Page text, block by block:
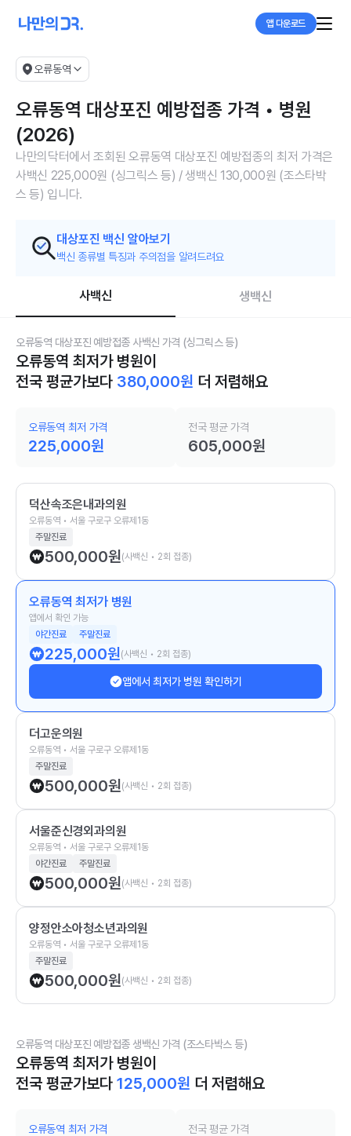
앱 다운로드
오류동역
오류동역 대상포진 예방접종 가격 • 병원
(2026)
나만의닥터에서 조회된 오류동역 대상포진 예방접종의 최저 가격은
사백신 225,000원 (싱그릭스 등) / 생백신 130,000원 (조스타박
스 등) 입니다.
대상포진 백신 알아보기
백신 종류별 특징과 주의점을 알려드려요
사백신 생백신
오류동역 대상포진 예방접종 사백신 가격 (싱그릭스 등)
오류동역 최저가 병원이
전국 평균가보다 380,000원 더 저렴해요
오류동역 최저 가격
225,000원
전국 평균 가격
605,000원
덕산속조은내과의원
오류동역 • 서울 구로구 오류제1동
주말진료
500,000원(사백신 • 2회 접종)
오류동역 최저가 병원
앱에서 확인 가능
야간진료
주말진료
225,000원(사백신 • 2회 접종)
앱에서 최저가 병원 확인하기
더고운의원
오류동역 • 서울 구로구 오류제1동
주말진료
500,000원(사백신 • 2회 접종)
서울준신경외과의원
오류동역 • 서울 구로구 오류제1동
야간진료
주말진료
500,000원(사백신 • 2회 접종)
양정안소아청소년과의원
오류동역 • 서울 구로구 오류제1동
주말진료
500,000원(사백신 • 2회 접종)
오류동역 대상포진 예방접종 생백신 가격 (조스타박스 등)
오류동역 최저가 병원이
전국 평균가보다 125,000원 더 저렴해요
오류동역 최저 가격 전국 평균 가격